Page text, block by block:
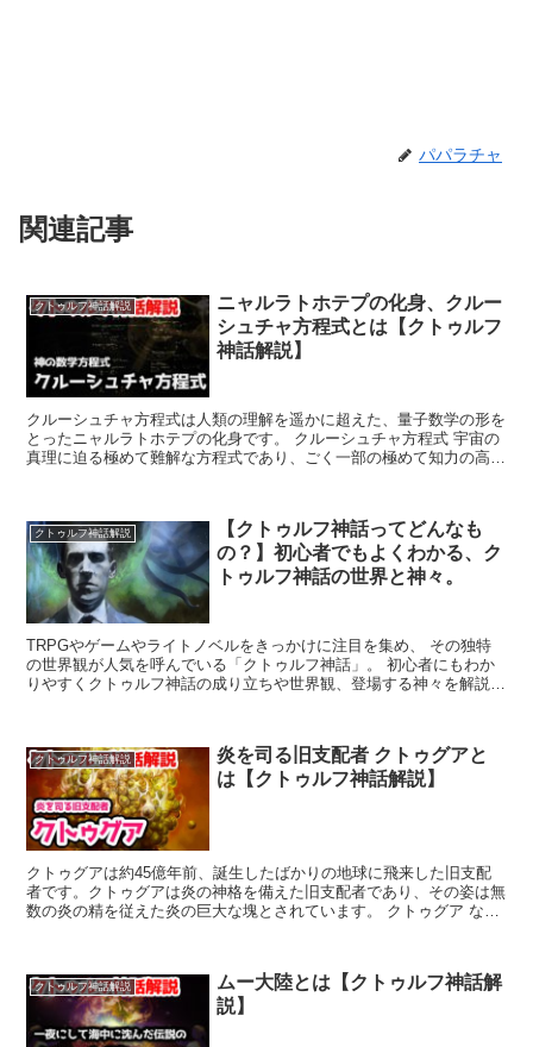
パパラチャ
関連記事
クトゥルフ神話解説
ニャルラトホテプの化身、クルー
シュチャ方程式とは【クトゥルフ
神話解説】
クルーシュチャ方程式は人類の理解を遥かに超えた、量子数学の形を
とったニャルラトホテプの化身です。 クルーシュチャ方程式 宇宙の
真理に迫る極めて難解な方程式であり、ごく一部の極めて知力の高い
クトゥルフ神話解説
【クトゥルフ神話ってどんなも
の？】初心者でもよくわかる、ク
トゥルフ神話の世界と神々。
TRPGやゲームやライトノベルをきっかけに注目を集め、 その独特
の世界観が人気を呼んでいる「クトゥルフ神話」。 初心者にもわか
りやすくクトゥルフ神話の成り立ちや世界観、登場する神々を解説し
クトゥルフ神話解説
炎を司る旧支配者 クトゥグアと
は【クトゥルフ神話解説】
クトゥグアは約45億年前、誕生したばかりの地球に飛来した旧支配
者です。クトゥグアは炎の神格を備えた旧支配者であり、その姿は無
数の炎の精を従えた炎の巨大な塊とされています。 クトゥグア なぜ
クトゥルフ神話解説
ムー大陸とは【クトゥルフ神話解
説】